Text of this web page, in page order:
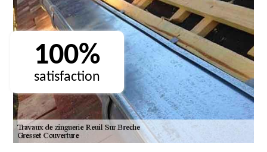
100%
satisfaction